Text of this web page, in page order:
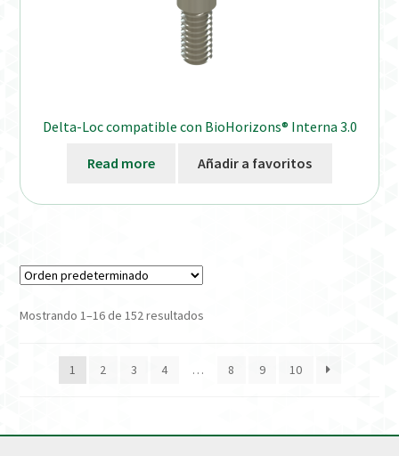
Delta-Loc compatible con BioHorizons® Interna 3.0
Read more Añadir a favoritos
Mostrando 1–16 de 152 resultados
1 2 3 4 … 8 9 10